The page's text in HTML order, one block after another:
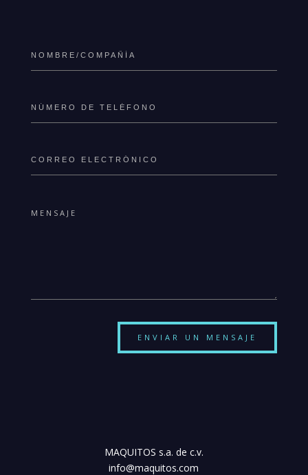
ENVIAR UN MENSAJE
MAQUITOS s.a. de c.v.
info@maquitos.com